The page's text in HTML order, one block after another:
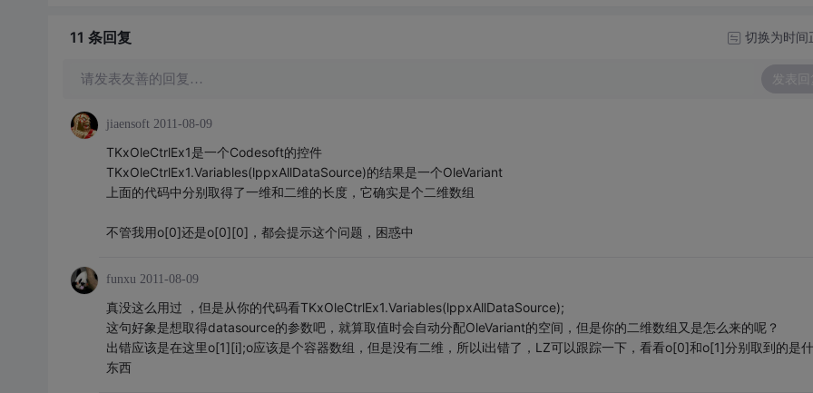
11 条回复 切换为时间
请发表友善的回复… 发表回
jiaensoft 2011-08-09
TKxOleCtrlEx1是一个Codesoft的控件
TKxOleCtrlEx1.Variables(lppxAllDataSource)的结果是一个OleVariant
上面的代码中分别取得了一维和二维的长度，它确实是个二维数组
不管我用o[0]还是o[0][0]，都会提示这个问题，困惑中
funxu 2011-08-09
真没这么用过 ，但是从你的代码看TKxOleCtrlEx1.Variables(lppxAllDataSource);
这句好象是想取得datasource的参数吧，就算取值时会自动分配OleVariant的空间，但是你的二维数组又是怎么来的呢？
出错应该是在这里o[1][i];o应该是个容器数组，但是没有二维，所以i出错了，LZ可以跟踪一下，看看o[0]和o[1]分别取到的是
东西